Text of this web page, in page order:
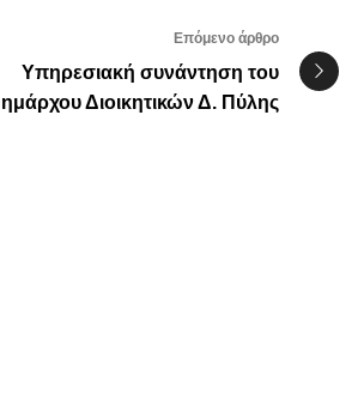
Επόμενο άρθρο
Υπηρεσιακή συνάντηση του
Διοικητικών Δ. Πύλης